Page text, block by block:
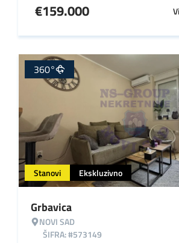
€159.000
Stanovi Ekskluzivno
360°
Grbavica
NOVI SAD
ŠIFRA: #573149